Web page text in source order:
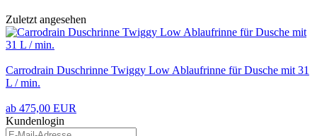
Zuletzt angesehen
Carrodrain Duschrinne Twiggy Low Ablaufrinne für Dusche mit 31
L / min.
ab 475,00 EUR
Kundenlogin